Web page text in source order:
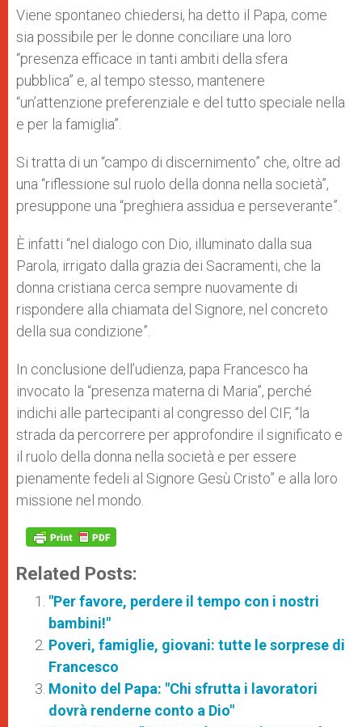
Viene spontaneo chiedersi, ha detto il Papa, come
sia possibile per le donne conciliare una loro
“presenza efficace in tanti ambiti della sfera
pubblica” e, al tempo stesso, mantenere
“un’attenzione preferenziale e del tutto speciale nella
e per la famiglia”.
Si tratta di un “campo di discernimento” che, oltre ad
una “riflessione sul ruolo della donna nella società”,
presuppone una “preghiera assidua e perseverante”.
È infatti “nel dialogo con Dio, illuminato dalla sua
Parola, irrigato dalla grazia dei Sacramenti, che la
donna cristiana cerca sempre nuovamente di
rispondere alla chiamata del Signore, nel concreto
della sua condizione”.
In conclusione dell’udienza, papa Francesco ha
invocato la “presenza materna di Maria”, perché
indichi alle partecipanti al congresso del CIF, “la
strada da percorrere per approfondire il significato e
il ruolo della donna nella società e per essere
pienamente fedeli al Signore Gesù Cristo” e alla loro
missione nel mondo.
Related Posts:
"Per favore, perdere il tempo con i nostri
bambini!"
Poveri, famiglie, giovani: tutte le sorprese di
Francesco
Monito del Papa: "Chi sfrutta i lavoratori
dovrà renderne conto a Dio"